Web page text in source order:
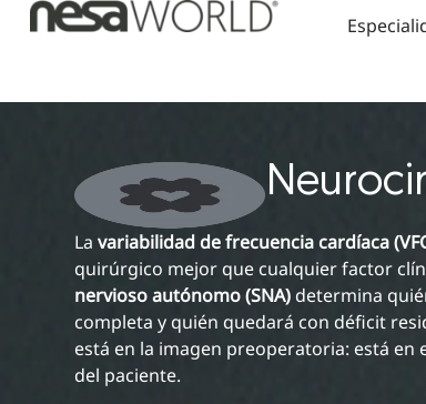
Lavariabilidad de frecuencia cardíaca
quirúrgico mejor que cualquier factor
nervioso autónomo (SNA)determina
completa y quién quedará con déficit
está en la imagen preoperatoria: está en
del paciente.